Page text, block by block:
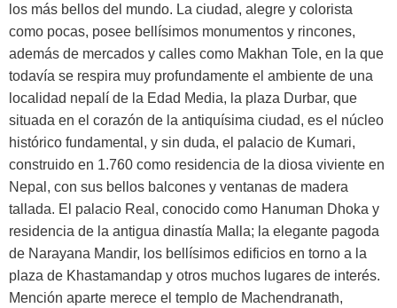
los más bellos del mundo. La ciudad, alegre y colorista
como pocas, posee bellísimos monumentos y rincones,
además de mercados y calles como Makhan Tole, en la que
todavía se respira muy profundamente el ambiente de una
localidad nepalí de la Edad Media, la plaza Durbar, que
situada en el corazón de la antiquísima ciudad, es el núcleo
histórico fundamental, y sin duda, el palacio de Kumari,
construido en 1.760 como residencia de la diosa viviente en
Nepal, con sus bellos balcones y ventanas de madera
tallada. El palacio Real, conocido como Hanuman Dhoka y
residencia de la antigua dinastía Malla; la elegante pagoda
de Narayana Mandir, los bellísimos edificios en torno a la
plaza de Khastamandap y otros muchos lugares de interés.
Mención aparte merece el templo de Machendranath,